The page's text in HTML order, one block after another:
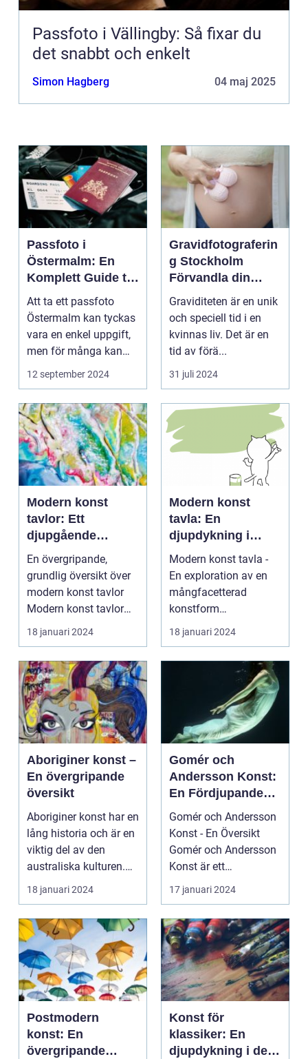
Passfoto i Vällingby: Så fixar du
det snabbt och enkelt
Simon Hagberg 04 maj 2025
Passfoto i
Östermalm: En
Komplett Guide till
Perfekta ID-bilder
Att ta ett passfoto
Östermalm kan tyckas
vara en enkel uppgift,
men för många kan
de...
12 september 2024
Gravidfotograferin
g Stockholm
Förvandla din
graviditet till tidlös
konst
Graviditeten är en unik
och speciell tid i en
kvinnas liv. Det är en
tid av förä...
31 juli 2024
Modern konst
tavlor: Ett
djupgående
porträtt
En övergripande,
grundlig översikt över
modern konst tavlor
Modern konst tavlor
har under de senast...
18 januari 2024
Modern konst
tavla: En
djupdykning i
konstens
mångfacetterade
värld
Modern konst tavla -
En exploration av en
mångfacetterad
konstform
Introduktion: Konsten
har alltid...
18 januari 2024
Aboriginer konst –
En övergripande
översikt
Aboriginer konst har en
lång historia och är en
viktig del av den
australiska kulturen.
Det är konst...
18 januari 2024
Gomér och
Andersson Konst:
En Fördjupande
Studie
Gomér och Andersson
Konst - En Översikt
Gomér och Andersson
Konst är ett
framstående
konstgalleri s...
17 januari 2024
Postmodern
konst: En
övergripande
Konst för
klassiker: En
djupdykning i den